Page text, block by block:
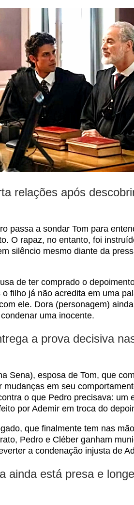
relações após
passa a sondar Tom para
O rapaz, no entanto, foi
silêncio mesmo diante da
de ter comprado o
filho já não acredita em uma
ele. Dora (personagem)
uma inocente.
a prova decisiva
Sena), esposa de Tom, que
em seu
o que Pedro precisava: um
por Ademir em troca do
que finalmente tem nas
Pedro e Cléber ganham
a condenação injusta de
ainda está presa e